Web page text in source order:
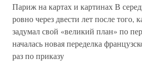
Париж на картах и картинах В
ровно через двести лет после
задумал свой «великий план» по
началась новая переделка
раз по приказу